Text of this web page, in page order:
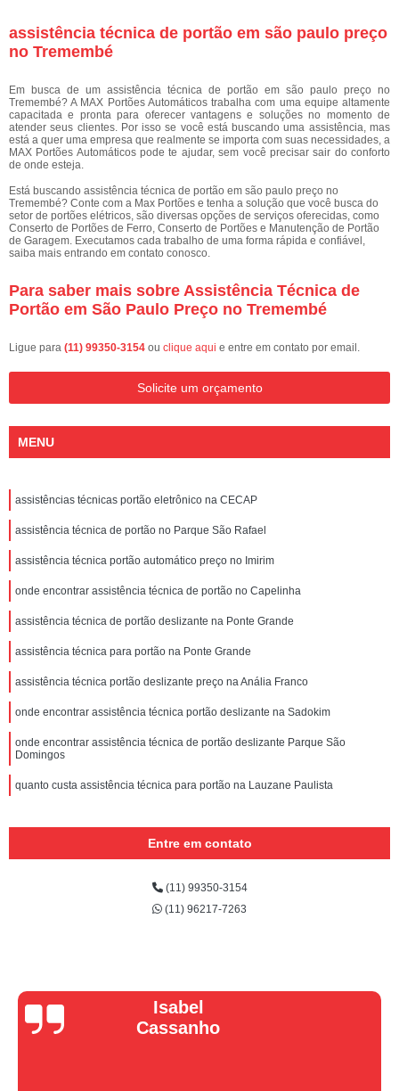
assistência técnica de portão em são paulo preço
no Tremembé
Em busca de um assistência técnica de portão em são paulo preço no
Tremembé? A MAX Portões Automáticos trabalha com uma equipe altamente
capacitada e pronta para oferecer vantagens e soluções no momento de
atender seus clientes. Por isso se você está buscando uma assistência, mas
está a quer uma empresa que realmente se importa com suas necessidades, a
MAX Portões Automáticos pode te ajudar, sem você precisar sair do conforto
de onde esteja.
Está buscando assistência técnica de portão em são paulo preço no
Tremembé? Conte com a Max Portões e tenha a solução que você busca do
setor de portões elétricos, são diversas opções de serviços oferecidas, como
Conserto de Portões de Ferro, Conserto de Portões e Manutenção de Portão
de Garagem. Executamos cada trabalho de uma forma rápida e confiável,
saiba mais entrando em contato conosco.
Para saber mais sobre Assistência Técnica de
Portão em São Paulo Preço no Tremembé
Ligue para (11) 99350-3154 ou clique aqui e entre em contato por email.
Solicite um orçamento
MENU
assistências técnicas portão eletrônico na CECAP
assistência técnica de portão no Parque São Rafael
assistência técnica portão automático preço no Imirim
onde encontrar assistência técnica de portão no Capelinha
assistência técnica de portão deslizante na Ponte Grande
assistência técnica para portão na Ponte Grande
assistência técnica portão deslizante preço na Anália Franco
onde encontrar assistência técnica portão deslizante na Sadokim
onde encontrar assistência técnica de portão deslizante Parque São
Domingos
quanto custa assistência técnica para portão na Lauzane Paulista
Entre em contato
(11) 99350-3154
(11) 96217-7263
Vera Maria